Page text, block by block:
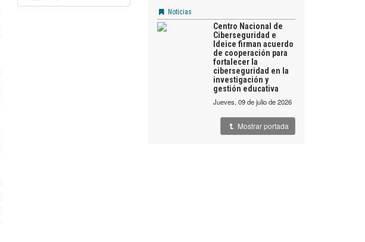
Noticias
Centro Nacional de
Ciberseguridad e
Ideice firman acuerdo
de cooperación para
fortalecer la
ciberseguridad en la
investigación y
gestión educativa
jueves, 09 de julio de 2026
Mostrar portada